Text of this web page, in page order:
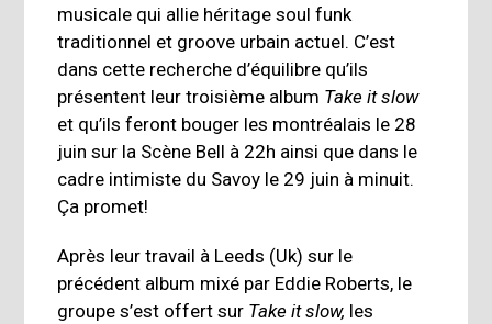
musicale qui allie héritage soul funk
traditionnel et groove urbain actuel. C’est
dans cette recherche d’équilibre qu’ils
présentent leur troisième album Take it slow
et qu’ils feront bouger les montréalais le 28
juin sur la Scène Bell à 22h ainsi que dans le
cadre intimiste du Savoy le 29 juin à minuit.
Ça promet!
Après leur travail à Leeds (Uk) sur le
précédent album mixé par Eddie Roberts, le
groupe s’est offert sur Take it slow, les